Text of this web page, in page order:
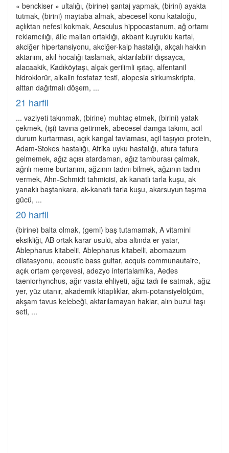
« benckiser » ultalığı, (birine) şantaj yapmak, (birini) ayakta
tutmak, (birini) maytaba almak, abecesel konu kataloğu,
açlıktan nefesi kokmak, Aesculus hippocastanum, ağ ortamı
reklamcılığı, âile malları ortaklığı, akbant kuyruklu kartal,
akciğer hipertansiyonu, akciğer-kalp hastalığı, akçalı hakkın
aktarımı, akıl hocalığı taslamak, aktarılabilir dışsayca,
alacaakik, Kadıköytaşı, alçak gerilimli ışıtaç, alfentanil
hidroklorür, alkalin fosfataz testi, alopesia sirkumskripta,
alttan dağıtmalı döşem, ...
21 harfli
... vaziyeti takınmak, (birine) muhtaç etmek, (birini) yatak
çekmek, (işi) tavına getirmek, abecesel damga takımı, acil
durum kurtarması, açık kangal tavlaması, açil taşıyıcı protein,
Adam-Stokes hastalığı, Afrika uyku hastalığı, afura tafura
gelmemek, ağız açısı atardamarı, ağız tamburası çalmak,
ağrılı meme burtarımı, ağzının tadını bilmek, ağzının tadını
vermek, Ahn-Schmidt tahmicisi, ak kanatlı tarla kuşu, ak
yanaklı baştankara, ak-kanatlı tarla kuşu, akarsuyun taşıma
gücü, ...
20 harfli
(birine) balta olmak, (gemi) baş tutamamak, A vitamini
eksikliği, AB ortak karar usulü, aba altında er yatar,
Ablepharus kitabelii, Ablepharus kitabelli, abomazum
dilatasyonu, acoustic bass guitar, acquis communautaire,
açık ortam çerçevesi, adezyo intertalamika, Aedes
taeniorhynchus, ağır vasıta ehliyeti, ağız tadı ile satmak, ağız
yer, yüz utanır, akademik kitaplıklar, akım-potansiyelölçüm,
akşam tavus kelebeği, aktarılamayan haklar, alın buzul taşı
seti, ...